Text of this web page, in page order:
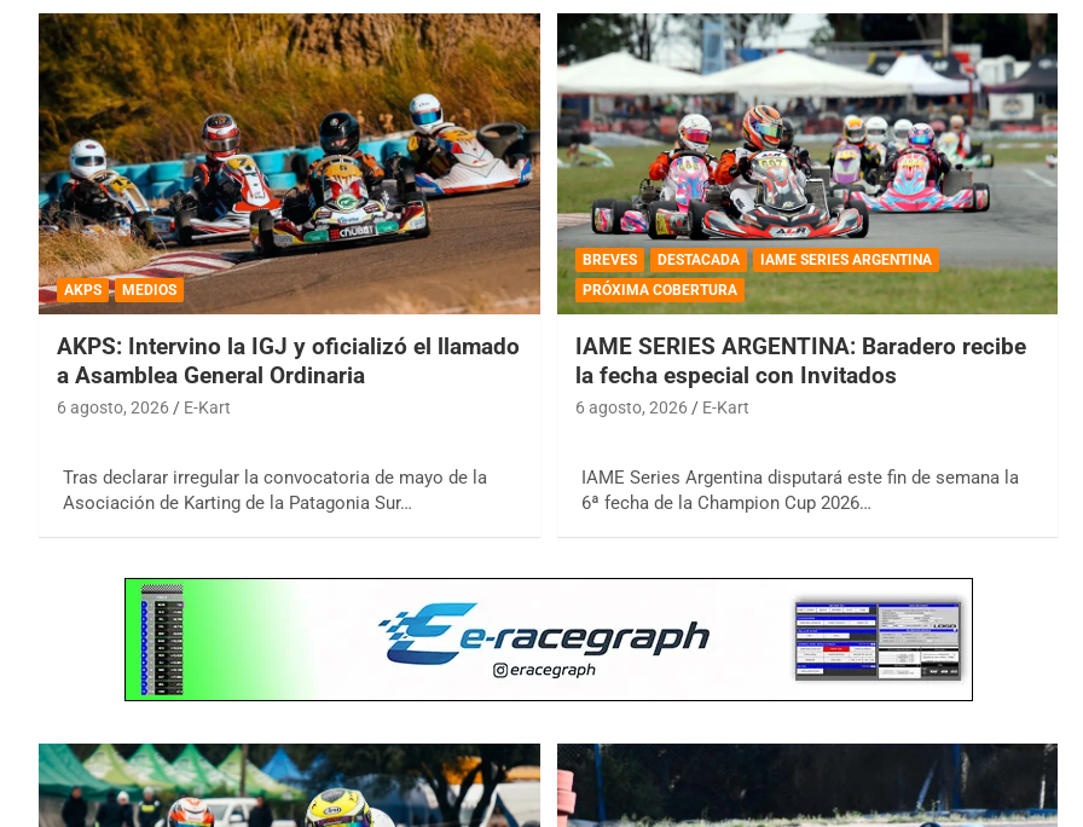
AKPS MEDIOS
AKPS: Intervino la IGJ y oficializó el llamado
a Asamblea General Ordinaria
6 agosto, 2026 E-Kart
Tras declarar irregular la convocatoria de mayo de la
Asociación de Karting de la Patagonia Sur…
BREVES DESTACADA
IAME SERIES ARGENTINA
PRÓXIMA COBERTURA
IAME SERIES ARGENTINA: Baradero recibe
la fecha especial con Invitados
6 agosto, 2026 E-Kart
IAME Series Argentina disputará este fin de semana la
6ª fecha de la Champion Cup 2026…